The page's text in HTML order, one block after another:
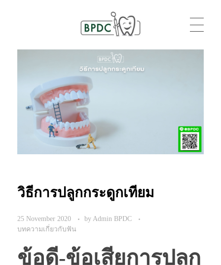
วิธีการปลูกกระดูกเทียม
25 November 2020 byAdmin BPDC
บทความเกี่ยวกับฟัน
ข้อดี-ข้อเสียการปลูก